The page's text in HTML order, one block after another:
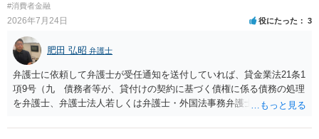
#消費者金融
2026年7月24日 役にたった 3
肥田 弘昭 弁護士
弁護士に依頼して弁護士が受任通知を送付していれば、貸金業法21条1
項9号（九 債務者等が、貸付けの契約に基づく債権に係る債務の処理
を弁護士、弁護士法人若しくは弁護士・外国法事務弁護士共同法人若
等」という。）に委託し、又はその処理のため必要な裁判所における